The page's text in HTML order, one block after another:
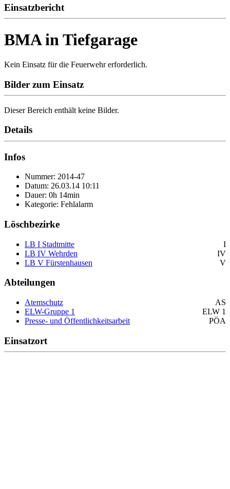
Einsatzbericht
BMA in Tiefgarage
Kein Einsatz für die Feuerwehr erforderlich.
Bilder zum Einsatz
Dieser Bereich enthält keine Bilder.
Details
Infos
Nummer: 2014-47
Datum: 26.03.14 10:11
Dauer: 0h 14min
Kategorie: Fehlalarm
Löschbezirke
LB I Stadtmitte
I
LB IV Wehrden
IV
LB V Fürstenhausen
V
Abteilungen
Atemschutz
AS
ELW-Gruppe 1
ELW 1
Presse- und Öffentlichkeitsarbeit
PÖA
Einsatzort